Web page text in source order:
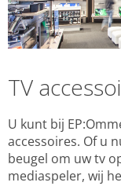
TV
U kunt bij
accessoires. Of u
beugel om uw tv
mediaspeler, wij